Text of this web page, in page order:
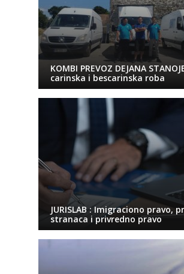
KOMBI PREVOZ DEJANA
carinska i bescarinska roba
JURISLAB : Imigraciono pravo,
stranaca i privredno pravo